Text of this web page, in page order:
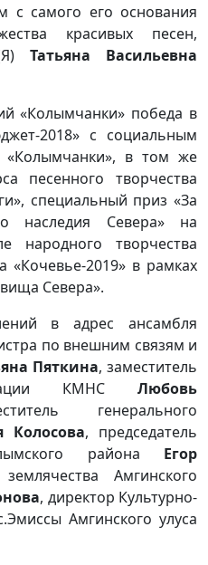
с самого его основания
красивых песен,
Татьяна Васильевна
«Колымчанки» победа в
2018» с социальным
«Колымчанки», в том же
песенного творчества
специальный приз «За
наследия Севера» на
народного творчества
«Кочевье-2019» в рамках
Севера».
в адрес ансамбля
по внешним связям и
Пяткина, заместитель
КМНС Любовь
генерального
Колосова, председатель
района Егор
Амгинского
, директор Культурно-
Амгинского улуса